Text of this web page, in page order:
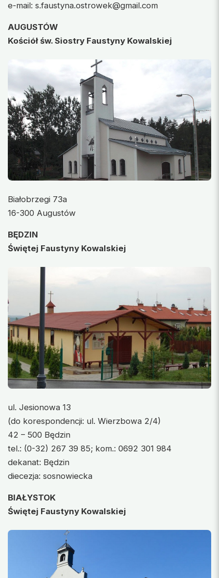
e-mail: s.faustyna.ostrowek@gmail.com
AUGUSTÓW
Kościół św. Siostry Faustyny Kowalskiej
Białobrzegi 73a
16-300 Augustów
BĘDZIN
Świętej Faustyny Kowalskiej
ul. Jesionowa 13
(do korespondencji: ul. Wierzbowa 2/4)
42 – 500 Będzin
tel.: (0-32) 267 39 85; kom.: 0692 301 984
dekanat: Będzin
diecezja: sosnowiecka
BIAŁYSTOK
Świętej Faustyny Kowalskiej